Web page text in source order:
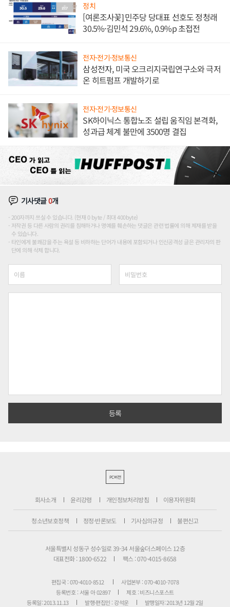
정치
[여론조사꽃] 민주당 당대표 선호도 정청래
30.5%·김민석 29.6%, 0.9%p 초접전
전자·전기·정보통신
삼성전자, 미국 오크리지국립연구소와 극저
온 히트펌프 개발하기로
전자·전기·정보통신
SK하이닉스 통합노조 설립 움직임 본격화,
성과급 체계 불만에 3500명 결집
기사댓글0개
200자까지 쓰실 수 있습니다. (현재 0 byte / 최대 400byte)
저작권 등 다른 사람의 권리를 침해하거나 명예를 훼손하는 댓글은 관련 법률에 의해 제재를 받을
수 있습니다.
타인에게 불쾌감을 주는 욕설 등 비하하는 단어가 내용에 포함되거나 인신공격성 글은 관리자의 판
단에 의해 삭제 합니다.
PC버전
회사소개 윤리강령 개인정보처리방침 이용자위원회
청소년보호정책 정정·반론보도 기사심의규정 불편신고
서울특별시 성동구 성수일로 39-34 서울숲더스페이스 12층
대표전화 : 1800-6522
팩스 : 070-4015-8658
편집국 : 070-4010-8512
사업본부 : 070-4010-7078
등록번호 : 서울 아 02897
제호 : 비즈니스포스트
등록일: 2013.11.13
발행·편집인 : 강석운 발행일자: 2013년 12월 2일